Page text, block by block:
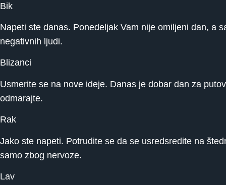
Bik
Napeti ste danas. Ponedeljak Vam nije omiljeni dan, a
negativnih ljudi.
Blizanci
Usmerite se na nove ideje. Danas je dobar dan za
odmarajte.
Rak
Jako ste napeti. Potrudite se da se usredsredite na
samo zbog nervoze.
Lav